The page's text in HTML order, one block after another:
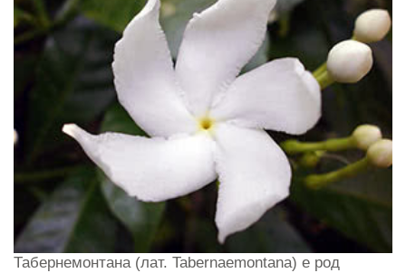
Табернемонтана (лат. Tabernaemontana) е род